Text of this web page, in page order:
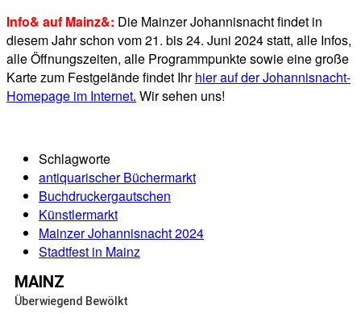
Info& auf Mainz&: Die Mainzer Johannisnacht findet in
diesem Jahr schon vom 21. bis 24. Juni 2024 statt, alle Infos,
alle Öffnungszeiten, alle Programmpunkte sowie eine große
Karte zum Festgelände findet Ihrhier auf der Johannisnacht-
Homepage im Internet. Wir sehen uns!
Schlagworte
antiquarischer Büchermarkt
Buchdruckergautschen
Künstlermarkt
Mainzer Johannisnacht 2024
Stadtfest in Mainz
MAINZ
Überwiegend Bewölkt